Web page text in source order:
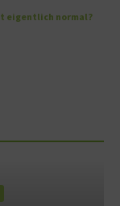
eigentlich normal?